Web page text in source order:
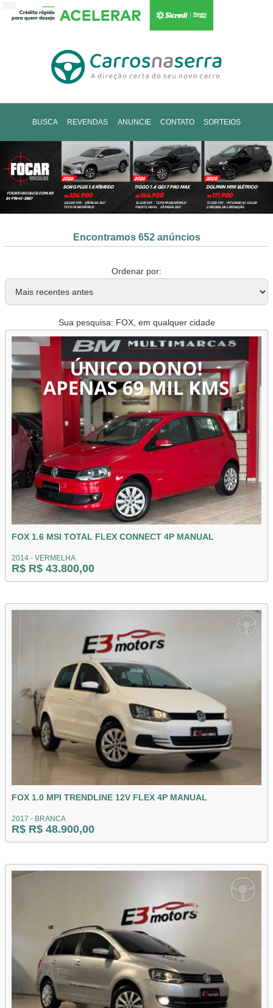
BUSCA REVENDAS ANUNCIE CONTATO SORTEIOS
Encontramos 652 anúncios
Ordenar por:
Sua pesquisa: FOX, em qualquer cidade
FOX 1.6 MSI TOTAL FLEX CONNECT 4P MANUAL
2014 - VERMELHA
R$ R$ 43.800,00
FOX 1.0 MPI TRENDLINE 12V FLEX 4P MANUAL
2017 - BRANCA
R$ R$ 48.900,00